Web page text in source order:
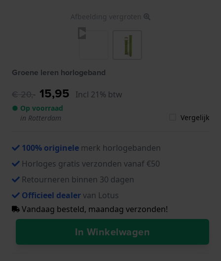
Afbeelding vergroten
Groene leren horlogeband
€ 20,- 15,95 Incl 21% btw
● Op voorraad
in Rotterdam
Vergelijk
100% originele merk horlogebanden
Horloges gratis verzonden vanaf €50
Retourneren binnen 30 dagen
Officieel dealervan Lotus
Vandaag besteld, maandag verzonden!
In Winkelwagen